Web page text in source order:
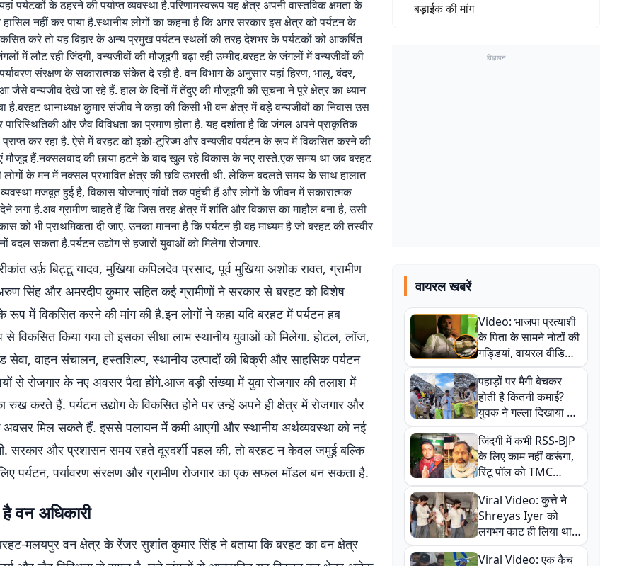
पर्यटकों के ठहरने की पर्याप्त व्यवस्था है.परिणामस्वरूप यह क्षेत्र अपनी वास्तविक क्षमता के
नहीं कर पाया है.स्थानीय लोगों का कहना है कि अगर सरकार इस क्षेत्र को पर्यटन के
करे तो यह बिहार के अन्य प्रमुख पर्यटन स्थलों की तरह देशभर के पर्यटकों को आकर्षित
में लौट रही जिंदगी, वन्यजीवों की मौजूदगी बढ़ा रही उम्मीद.बरहट के जंगलों में वन्यजीवों की
संरक्षण के सकारात्मक संकेत दे रही है. वन विभाग के अनुसार यहां हिरण, भालू, बंदर,
जैसे वन्यजीव देखे जा रहे हैं. हाल के दिनों में तेंदुए की मौजूदगी की सूचना ने पूरे क्षेत्र का ध्यान
है.बरहट थानाध्यक्ष कुमार संजीव ने कहा की किसी भी वन क्षेत्र में बड़े वन्यजीवों का निवास उस
और जैव विविधता का प्रमाण होता है. यह दर्शाता है कि जंगल अपने प्राकृतिक
कर रहा है. ऐसे में बरहट को इको-टूरिज्म और वन्यजीव पर्यटन के रूप में विकसित करने की
मौजूद हैं.नक्सलवाद की छाया हटने के बाद खुल रहे विकास के नए रास्ते.एक समय था जब बरहट
लोगों के मन में नक्सल प्रभावित क्षेत्र की छवि उभरती थी. लेकिन बदलते समय के साथ हालात
मजबूत हुई है, विकास योजनाएं गांवों तक पहुंची हैं और लोगों के जीवन में सकारात्मक
लगा है.अब ग्रामीण चाहते हैं कि जिस तरह क्षेत्र में शांति और विकास का माहौल बना है, उसी
को भी प्राथमिकता दी जाए. उनका मानना है कि पर्यटन ही वह माध्यम है जो बरहट की तस्वीर
बदल सकता है.पर्यटन उद्योग से हजारों युवाओं को मिलेगा रोजगार.
उर्फ़ बिट्टू यादव, मुखिया कपिलदेव प्रसाद, पूर्व मुखिया अशोक रावत, ग्रामीण
सिंह और अमरदीप कुमार सहित कई ग्रामीणों ने सरकार से बरहट को विशेष
रूप में विकसित करने की मांग की है.इन लोगों ने कहा यदि बरहट में पर्यटन हब
विकसित किया गया तो इसका सीधा लाभ स्थानीय युवाओं को मिलेगा. होटल, लॉज,
सेवा, वाहन संचालन, हस्तशिल्प, स्थानीय उत्पादों की बिक्री और साहसिक पर्यटन
से रोजगार के नए अवसर पैदा होंगे.आज बड़ी संख्या में युवा रोजगार की तलाश में
रुख करते हैं. पर्यटन उद्योग के विकसित होने पर उन्हें अपने ही क्षेत्र में रोजगार और
अवसर मिल सकते हैं. इससे पलायन में कमी आएगी और स्थानीय अर्थव्यवस्था को नई
सरकार और प्रशासन समय रहते दूरदर्शी पहल की, तो बरहट न केवल जमुई बल्कि
पर्यटन, पर्यावरण संरक्षण और ग्रामीण रोजगार का एक सफल मॉडल बन सकता है.
वन अधिकारी
मलयपुर वन क्षेत्र के रेंजर सुशांत कुमार सिंह ने बताया कि बरहट का वन क्षेत्र
बड़ाईक की मांग
विज्ञापन
वायरल खबरें
Video: भाजपा प्रत्याशी
के पिता के सामने नोटों की
गड्डियां, वायरल वीडियो
से राजनीति में उबाल,
अजित महतो बोले- TMC
की गंदी चाल
पहाड़ों पर मैगी बेचकर
होती है कितनी कमाई?
युवक ने गल्ला दिखाया तो
नौकरी वालों के खड़े हो गए
कान
जिंदगी में कभी RSS-BJP
के लिए काम नहीं करूंगा,
रिंटू पॉल को TMC
ऑफिस में ले जाकर पीटा,
Video वायरल
Viral Video: कुत्ते ने
Shreyas Iyer को
लगभग काट ही लिया था,
न्यूजीलैंड सीरीज से पहले
बाल-बाल बचे
Viral Video: एक कैच